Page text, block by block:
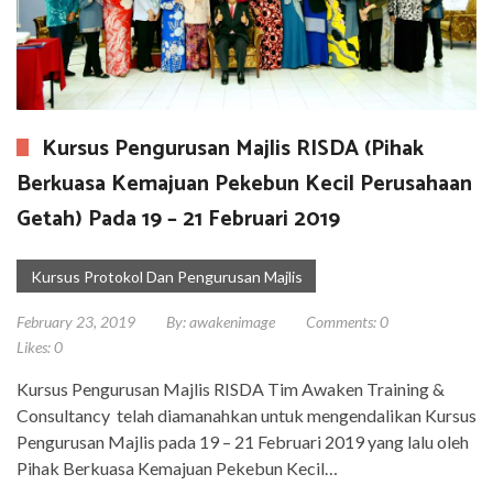
Kursus Pengurusan Majlis RISDA (Pihak
Berkuasa Kemajuan Pekebun Kecil Perusahaan
Getah) Pada 19 – 21 Februari 2019
Kursus Protokol Dan Pengurusan Majlis
February 23, 2019 By:awakenimage Comments:0
Likes:0
Kursus Pengurusan Majlis RISDA Tim Awaken Training &
Consultancy telah diamanahkan untuk mengendalikan Kursus
Pengurusan Majlis pada 19 – 21 Februari 2019 yang lalu oleh
Pihak Berkuasa Kemajuan Pekebun Kecil…